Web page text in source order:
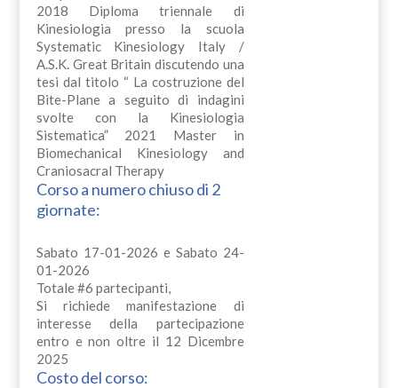
2018 Diploma triennale di
Kinesiologia presso la scuola
Systematic Kinesiology Italy /
A.S.K. Great Britain discutendo una
tesi dal titolo “ La costruzione del
Bite-Plane a seguito di indagini
svolte con la Kinesiologia
Sistematica” 2021 Master in
Biomechanical Kinesiology and
Craniosacral Therapy
Corso a numero chiuso di 2
giornate:
Sabato 17-01-2026 e Sabato 24-
01-2026
Totale #6 partecipanti,
Si richiede manifestazione di
interesse della partecipazione
entro e non oltre il 12 Dicembre
2025
Costo del corso: